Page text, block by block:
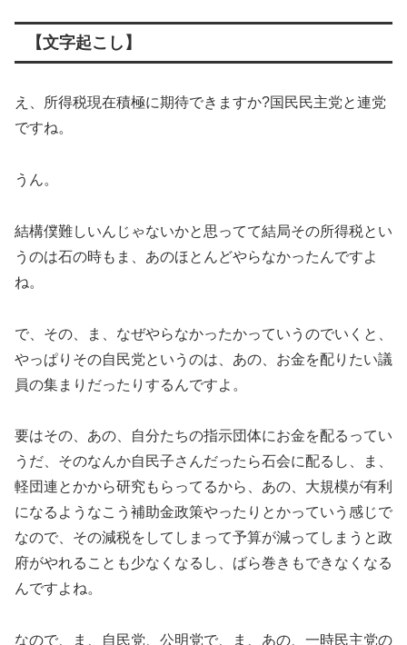
【文字起こし】
え、所得税現在積極に期待できますか?国民民主党と連党
ですね。
うん。
結構僕難しいんじゃないかと思ってて結局その所得税とい
うのは石の時もま、あのほとんどやらなかったんですよ
ね。
で、その、ま、なぜやらなかったかっていうのでいくと、
やっぱりその自民党というのは、あの、お金を配りたい議
員の集まりだったりするんですよ。
要はその、あの、自分たちの指示団体にお金を配るってい
うだ、そのなんか自民子さんだったら石会に配るし、ま、
軽団連とかから研究もらってるから、あの、大規模が有利
になるようなこう補助金政策やったりとかっていう感じで
なので、その減税をしてしまって予算が減ってしまうと政
府がやれることも少なくなるし、ばら巻きもできなくなる
んですよね。
なので、ま、自民党、公明党で、ま、あの、一時民主党の